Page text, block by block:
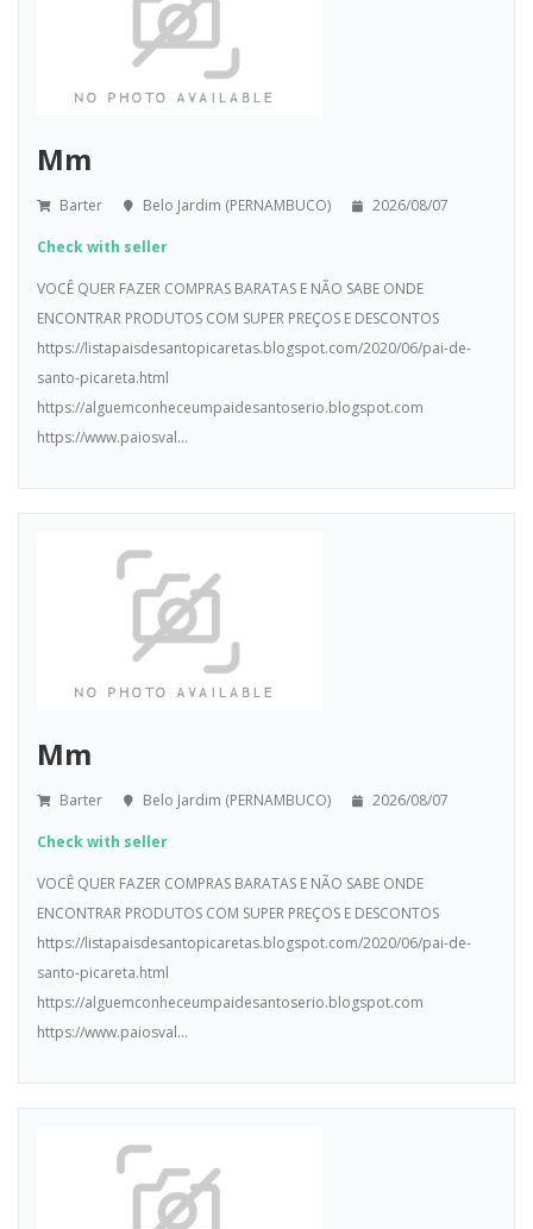
Mm
Barter Belo Jardim (PERNAMBUCO) 2026/08/07
Check with seller
VOCÊ QUER FAZER COMPRAS BARATAS E NÃO SABE ONDE
ENCONTRAR PRODUTOS COM SUPER PREÇOS E DESCONTOS
https://listapaisdesantopicaretas.blogspot.com/2020/06/pai-de-
santo-picareta.html
https://alguemconheceumpaidesantoserio.blogspot.com
https://www.paiosval...
Mm
Barter Belo Jardim (PERNAMBUCO) 2026/08/07
Check with seller
VOCÊ QUER FAZER COMPRAS BARATAS E NÃO SABE ONDE
ENCONTRAR PRODUTOS COM SUPER PREÇOS E DESCONTOS
https://listapaisdesantopicaretas.blogspot.com/2020/06/pai-de-
santo-picareta.html
https://alguemconheceumpaidesantoserio.blogspot.com
https://www.paiosval...